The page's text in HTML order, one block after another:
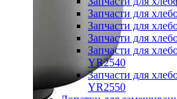
Запчасти для
Запчасти для
Запчасти для
Запчасти для
YR2540
Запчасти для
YR2550